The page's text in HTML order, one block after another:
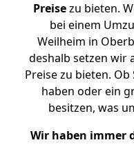
Preisezu bieten.
bei einem
Weilheim in
deshalb setzen wir
Preise zu bieten.
haben oder ein
besitzen, was
Wir haben immer